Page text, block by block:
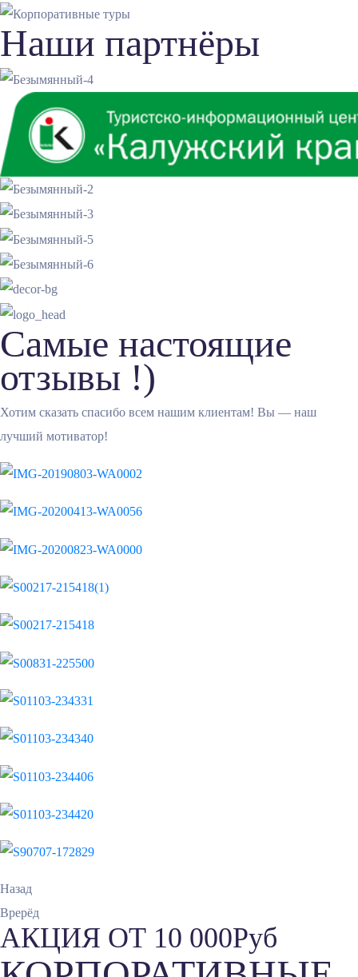
Наши партнёры
Самые настоящие
отзывы !)
Хотим сказать спасибо всем нашим клиентам! Вы — наш
лучший мотиватор!
Назад
Врерёд
АКЦИЯ ОТ 10 000Руб